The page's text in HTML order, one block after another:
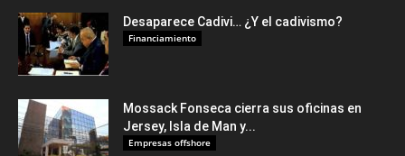
Desaparece Cadivi… ¿Y el cadivismo?
Financiamiento
Mossack Fonseca cierra sus oficinas en
Jersey, Isla de Man y...
Empresas offshore